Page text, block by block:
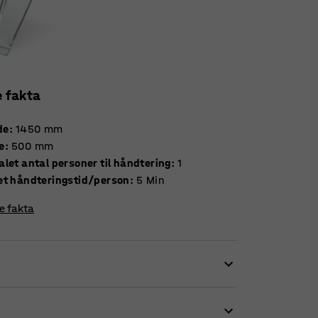
fakta
: 1450 mm
: 500 mm
antal personer til håndtering: 1
håndteringstid/person: 5 Min
fakta
aluminiumsblad. I bladets nederste